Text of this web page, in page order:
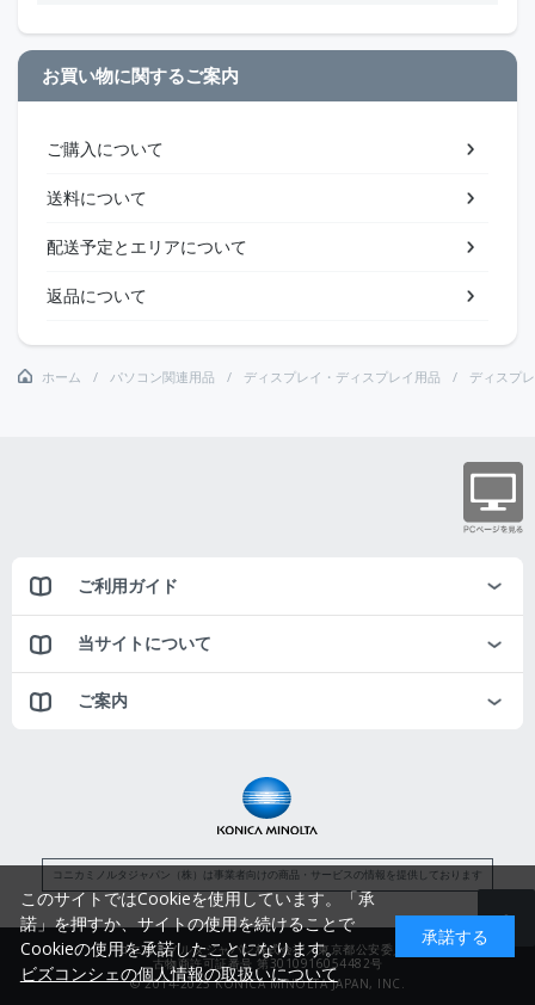
お買い物に関するご案内
ご購入について
送料について
配送予定とエリアについて
返品について
ホーム パソコン関連用品 ディスプレイ・ディスプレイ用品 ディスプ
ご利用ガイド
当サイトについて
ご案内
コニカミノルタジャパン（株）は事業者向けの商品・サービスの情報を提供しております
コニカミノルタジャパン株式会社／東京都公安委員会
古物商許可証番号 第3010916054482号
© 2014-2025 KONICA MINOLTA JAPAN, INC.
このサイトではCookieを使用しています。「承
諾」を押すか、サイトの使用を続けることで
Cookieの使用を承諾したことになります。
ビズコンシェの個人情報の取扱いについて
承諾する